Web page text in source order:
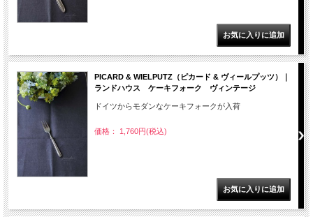
PICARD & WIELPUTZ（ピカード & ヴィールプッツ）｜
ランドハウス ケーキフォーク ヴィンテージ
ドイツからモダンなケーキフォークが入荷
価格： 1,760円(税込)